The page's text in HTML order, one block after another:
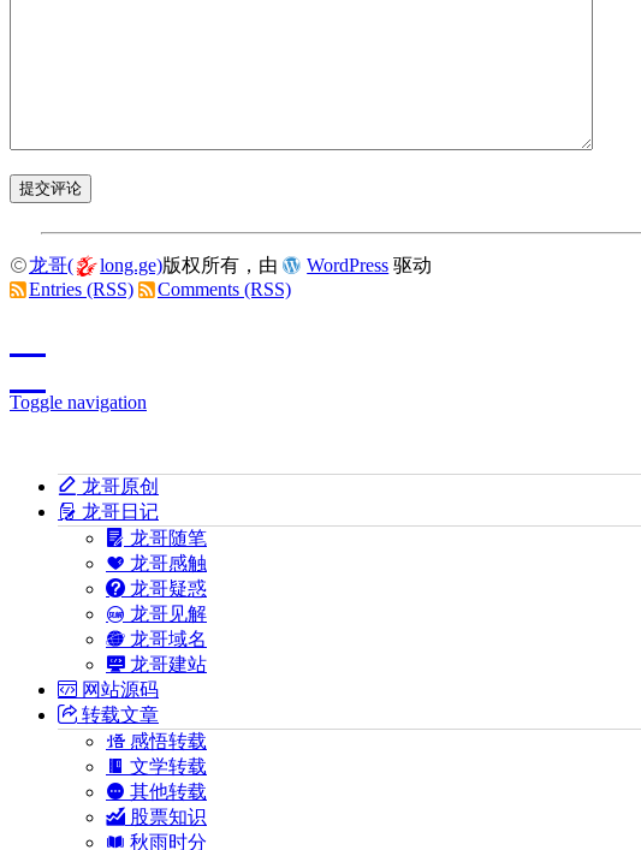
龙哥( long.ge)版权所有，由 WordPress 驱动
Entries (RSS)
Comments (RSS)
Toggle navigation
龙哥原创
龙哥日记
龙哥随笔
龙哥感触
龙哥疑惑
龙哥见解
龙哥域名
龙哥建站
网站源码
转载文章
感悟转载
文学转载
其他转载
股票知识
秋雨时分